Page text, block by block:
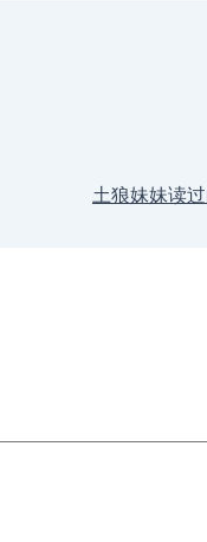
土狼妹妹读